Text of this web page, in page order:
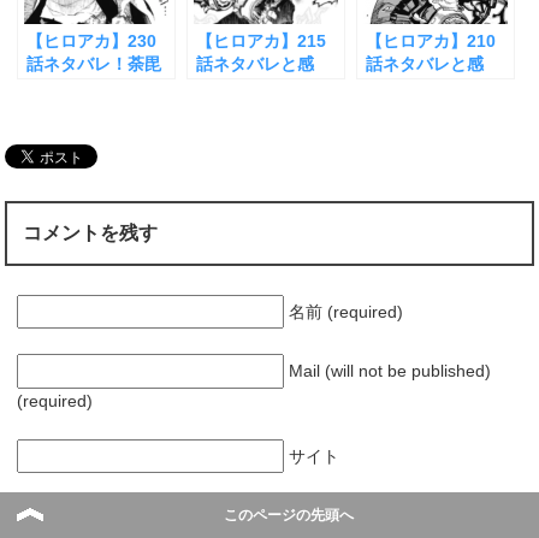
【ヒロアカ】230
話ネタバレ！荼毘
【ヒロアカ】215
話ネタバレと感
【ヒロアカ】210
話ネタバレと感
コメントを残す
名前 (required)
Mail (will not be published)
(required)
サイト
このページの先頭へ